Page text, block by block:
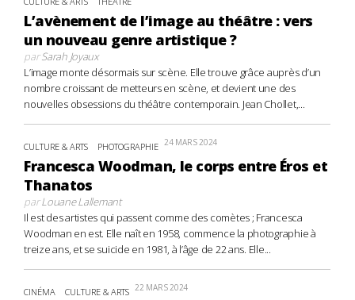
L’avènement de l’image au théâtre : vers
un nouveau genre artistique ?
parSarah Joyaux
L’image monte désormais sur scène. Elle trouve grâce auprès d’un
nombre croissant de metteurs en scène, et devient une des
nouvelles obsessions du théâtre contemporain. Jean Chollet,...
CULTURE & ARTS PHOTOGRAPHIE 24 MARS 2024
Francesca Woodman, le corps entre Éros et
Thanatos
parLouane Lallemant
Il est des artistes qui passent comme des comètes ; Francesca
Woodman en est. Elle naît en 1958, commence la photographie à
treize ans, et se suicide en 1981, à l’âge de 22 ans. Elle...
CINÉMA CULTURE & ARTS 22 MARS 2024